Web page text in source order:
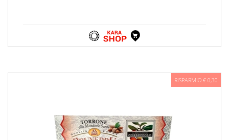
RISPARMIO € 0,30